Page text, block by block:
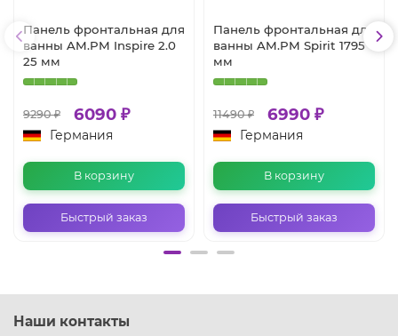
Панель фронтальная для
ванны AM.PM Inspire 2.0
25 мм
9290 ₽ 6090 ₽
Германия
В корзину
Быстрый заказ
Панель фронтальная для
ванны AM.PM Spirit 1795
мм
11490 ₽ 6990 ₽
Германия
В корзину
Быстрый заказ
Наши контакты